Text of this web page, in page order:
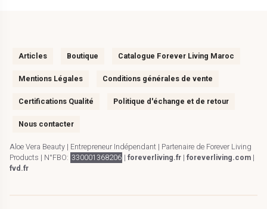
Articles Boutique Catalogue Forever Living Maroc
Mentions Légales Conditions générales de vente
Certifications Qualité Politique d'échange et de retour
Nous contacter
Aloe Vera Beauty | Entrepreneur Indépendant | Partenaire de Forever Living
Products | N°FBO: 330001368206 | foreverliving.fr| foreverliving.com|
fvd.fr